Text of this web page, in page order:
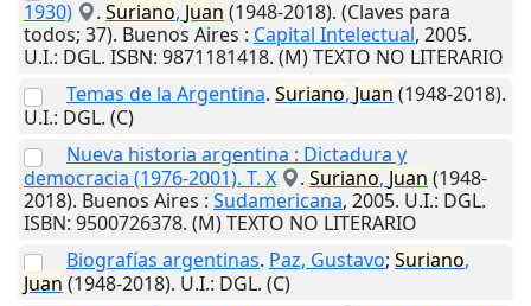
1930)
. Suriano, Juan (1948-2018). (Claves para
todos; 37). Buenos Aires : Capital Intelectual, 2005.
U.I.: DGL. ISBN: 9871181418. (M) TEXTO NO LITERARIO
Temas de la Argentina. Suriano, Juan (1948-2018).
U.I.: DGL. (C)
Nueva historia argentina : Dictadura y
democracia (1976-2001). T. X
. Suriano, Juan (1948-
2018). Buenos Aires : Sudamericana, 2005. U.I.: DGL.
ISBN: 9500726378. (M) TEXTO NO LITERARIO
Biografías argentinas. Paz, Gustavo; Suriano,
Juan (1948-2018). U.I.: DGL. (C)